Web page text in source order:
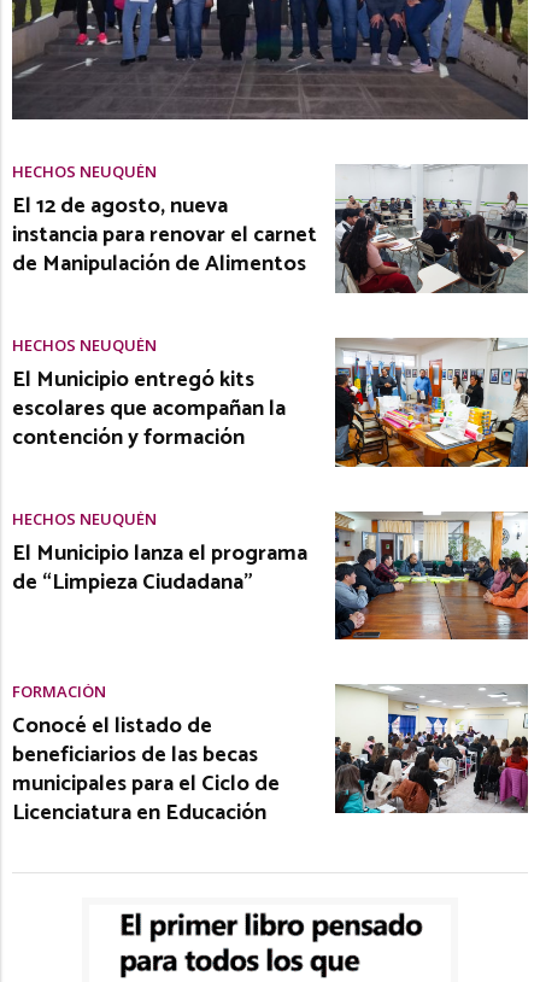
HECHOS NEUQUÉN
El 12 de agosto, nueva
instancia para renovar el carnet
de Manipulación de Alimentos
HECHOS NEUQUÉN
El Municipio entregó kits
escolares que acompañan la
contención y formación
HECHOS NEUQUÉN
El Municipio lanza el programa
de “Limpieza Ciudadana”
FORMACIÓN
Conocé el listado de
beneficiarios de las becas
municipales para el Ciclo de
Licenciatura en Educación